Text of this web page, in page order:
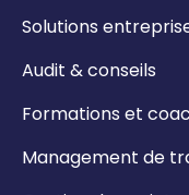
Solutions
Audit & conseils
Formations et
Management de